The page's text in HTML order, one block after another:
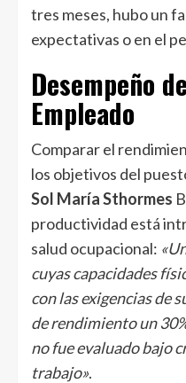
tres meses, hubo un
expectativas o en el
Desempeño
Empleado
Comparar el
los objetivos del
Sol María Sthormes
productividad está
salud ocupacional:
cuyas capacidades
con las exigencias de
de rendimiento un
no fue evaluado bajo
trabajo».